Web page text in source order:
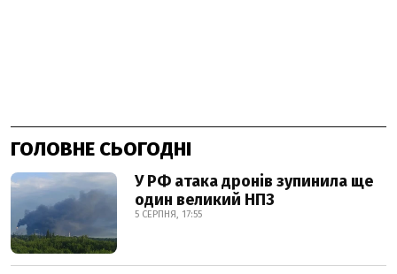
ГОЛОВНЕ СЬОГОДНІ
У РФ атака дронів зупинила ще
один великий НПЗ
5 СЕРПНЯ, 17:55